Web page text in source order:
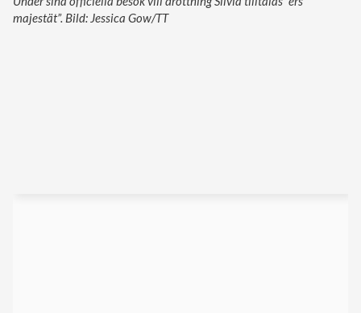
majestät”. Bild: Jessica Gow/TT